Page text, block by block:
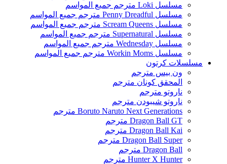
مسلسل Loki مترجم جميع المواسم
مسلسل Penny Dreadful مترجم جميع المواسم
مسلسل Scream Queens مترجم جميع المواسم
مسلسل Supernatural مترجم جميع المواسم
مسلسل Wednesday مترجم جميع المواسم
مسلسل Workin Moms مترجم جميع المواسم
مسلسلات كرتون
ون بيس مترجم
المحقق كونان مترجم
ناروتو مترجم
ناروتو شيبودن مترجم
Boruto Naruto Next Generations مترجم
Dragon Ball GT مترجم
Dragon Ball Kai مترجم
Dragon Ball Super مترجم
Dragon Ball مترجم
Hunter X Hunter مترجم